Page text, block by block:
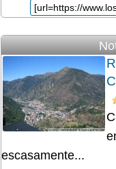
escasamente...